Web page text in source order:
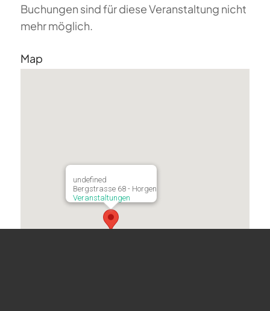
Buchungen sind für diese Veranstaltung nicht
mehr möglich.
Map
undefined
Bergstrasse 68 - Horgen
Veranstaltungen